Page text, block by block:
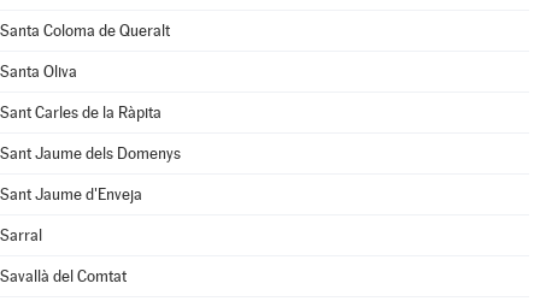
Santa Coloma de Queralt
Santa Oliva
Sant Carles de la Ràpita
Sant Jaume dels Domenys
Sant Jaume d'Enveja
Sarral
Savallà del Comtat